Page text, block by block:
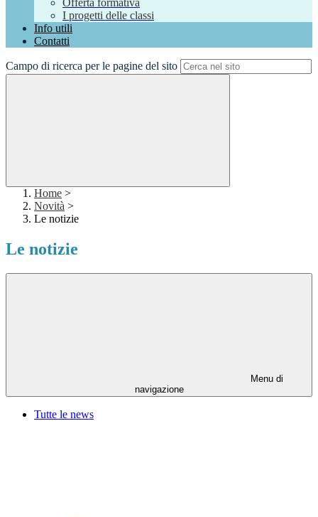
Offerta formativa
I progetti delle classi
Info utili
Contatti
Campo di ricerca per le pagine del sito
Home >
Novità >
Le notizie
Le notizie
Menu di
navigazione
Tutte le news